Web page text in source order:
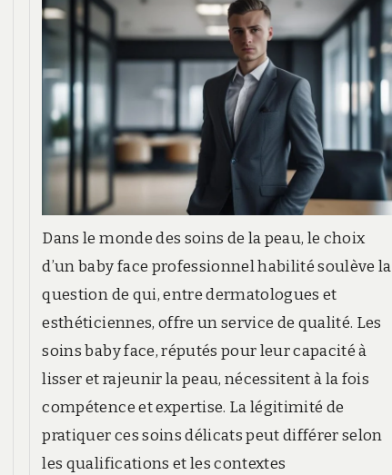
Dans le monde des soins de la peau, le choix
d’un baby face professionnel habilité soulève la
question de qui, entre dermatologues et
esthéticiennes, offre un service de qualité. Les
soins baby face, réputés pour leur capacité à
lisser et rajeunir la peau, nécessitent à la fois
compétence et expertise. La légitimité de
pratiquer ces soins délicats peut différer selon
les qualifications et les contextes